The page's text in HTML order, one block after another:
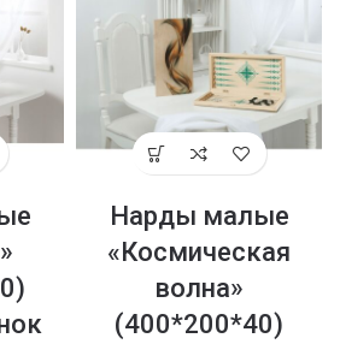
Нарды малые
«Космическая
волна»
(400*200*40)